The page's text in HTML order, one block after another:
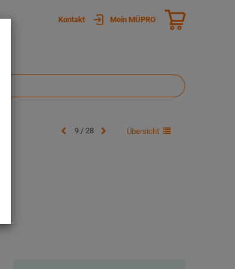
Kontakt Mein MÜPRO
9 / 28 Übersicht